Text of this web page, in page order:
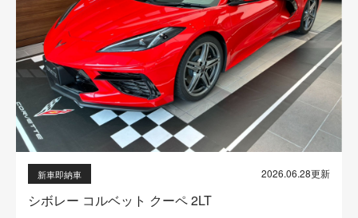
新車即納車 2026.06.28更新
シボレー コルベット クーペ 2LT